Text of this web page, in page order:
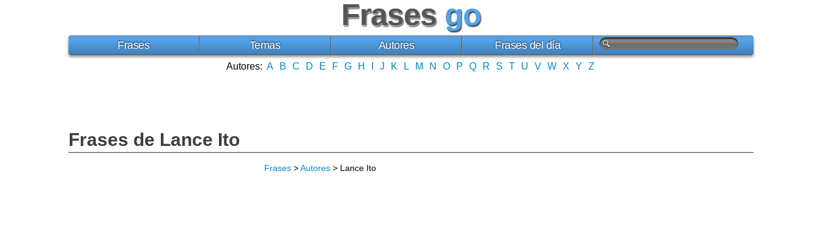
Frases go
Frases Temas Autores Frases del día
Autores: A B C D E F G H J K L M N O P Q R S T U V W X Y Z
Frases de Lance Ito
Frases >Autores > Lance Ito